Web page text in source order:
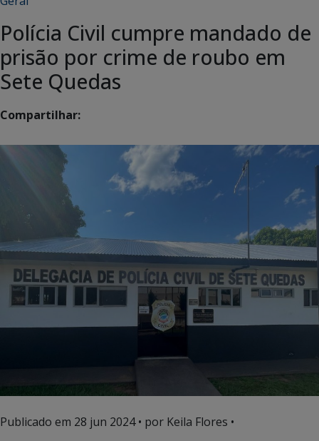
Polícia Civil cumpre mandado de
prisão por crime de roubo em
Sete Quedas
Compartilhar:
Publicado em 28 jun 2024• por Keila Flores •